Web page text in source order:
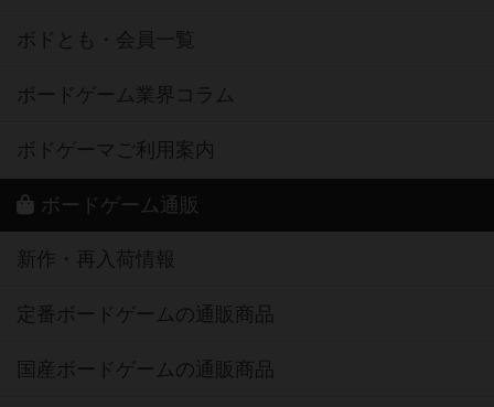
ボドとも・会員一覧
ボードゲーム業界コラム
ボドゲーマご利用案内
ボードゲーム通販
新作・再入荷情報
定番ボードゲームの通販商品
国産ボードゲームの通販商品